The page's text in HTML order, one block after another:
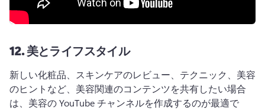
12.美とライフスタイル
新しい化粧品、スキンケアのレビュー、テクニック、美容
のヒントなど、美容関連のコンテンツを共有したい場合
は、美容の YouTube チャンネルを作成するのが最適で